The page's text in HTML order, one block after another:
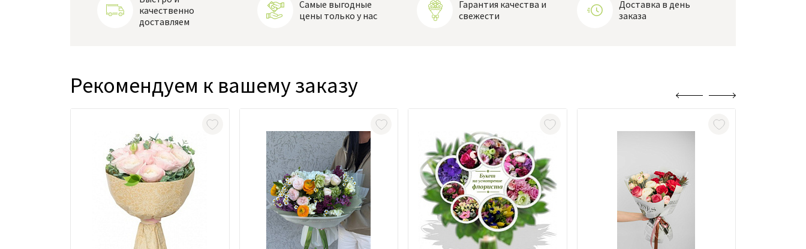
качественно
доставляем
Самые выгодные
цены только у нас
Гарантия качества и
свежести
Доставка в день
заказа
Рекомендуем к вашему заказу